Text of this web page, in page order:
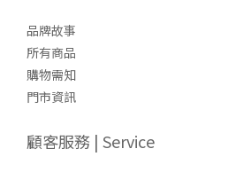
品牌故事
所有商品
購物需知
門市資訊
顧客服務 | Service